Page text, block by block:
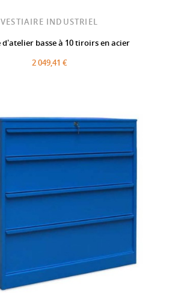
VESTIAIRE INDUSTRIEL
basse à 10 tiroirs en acier
2 049,41 €